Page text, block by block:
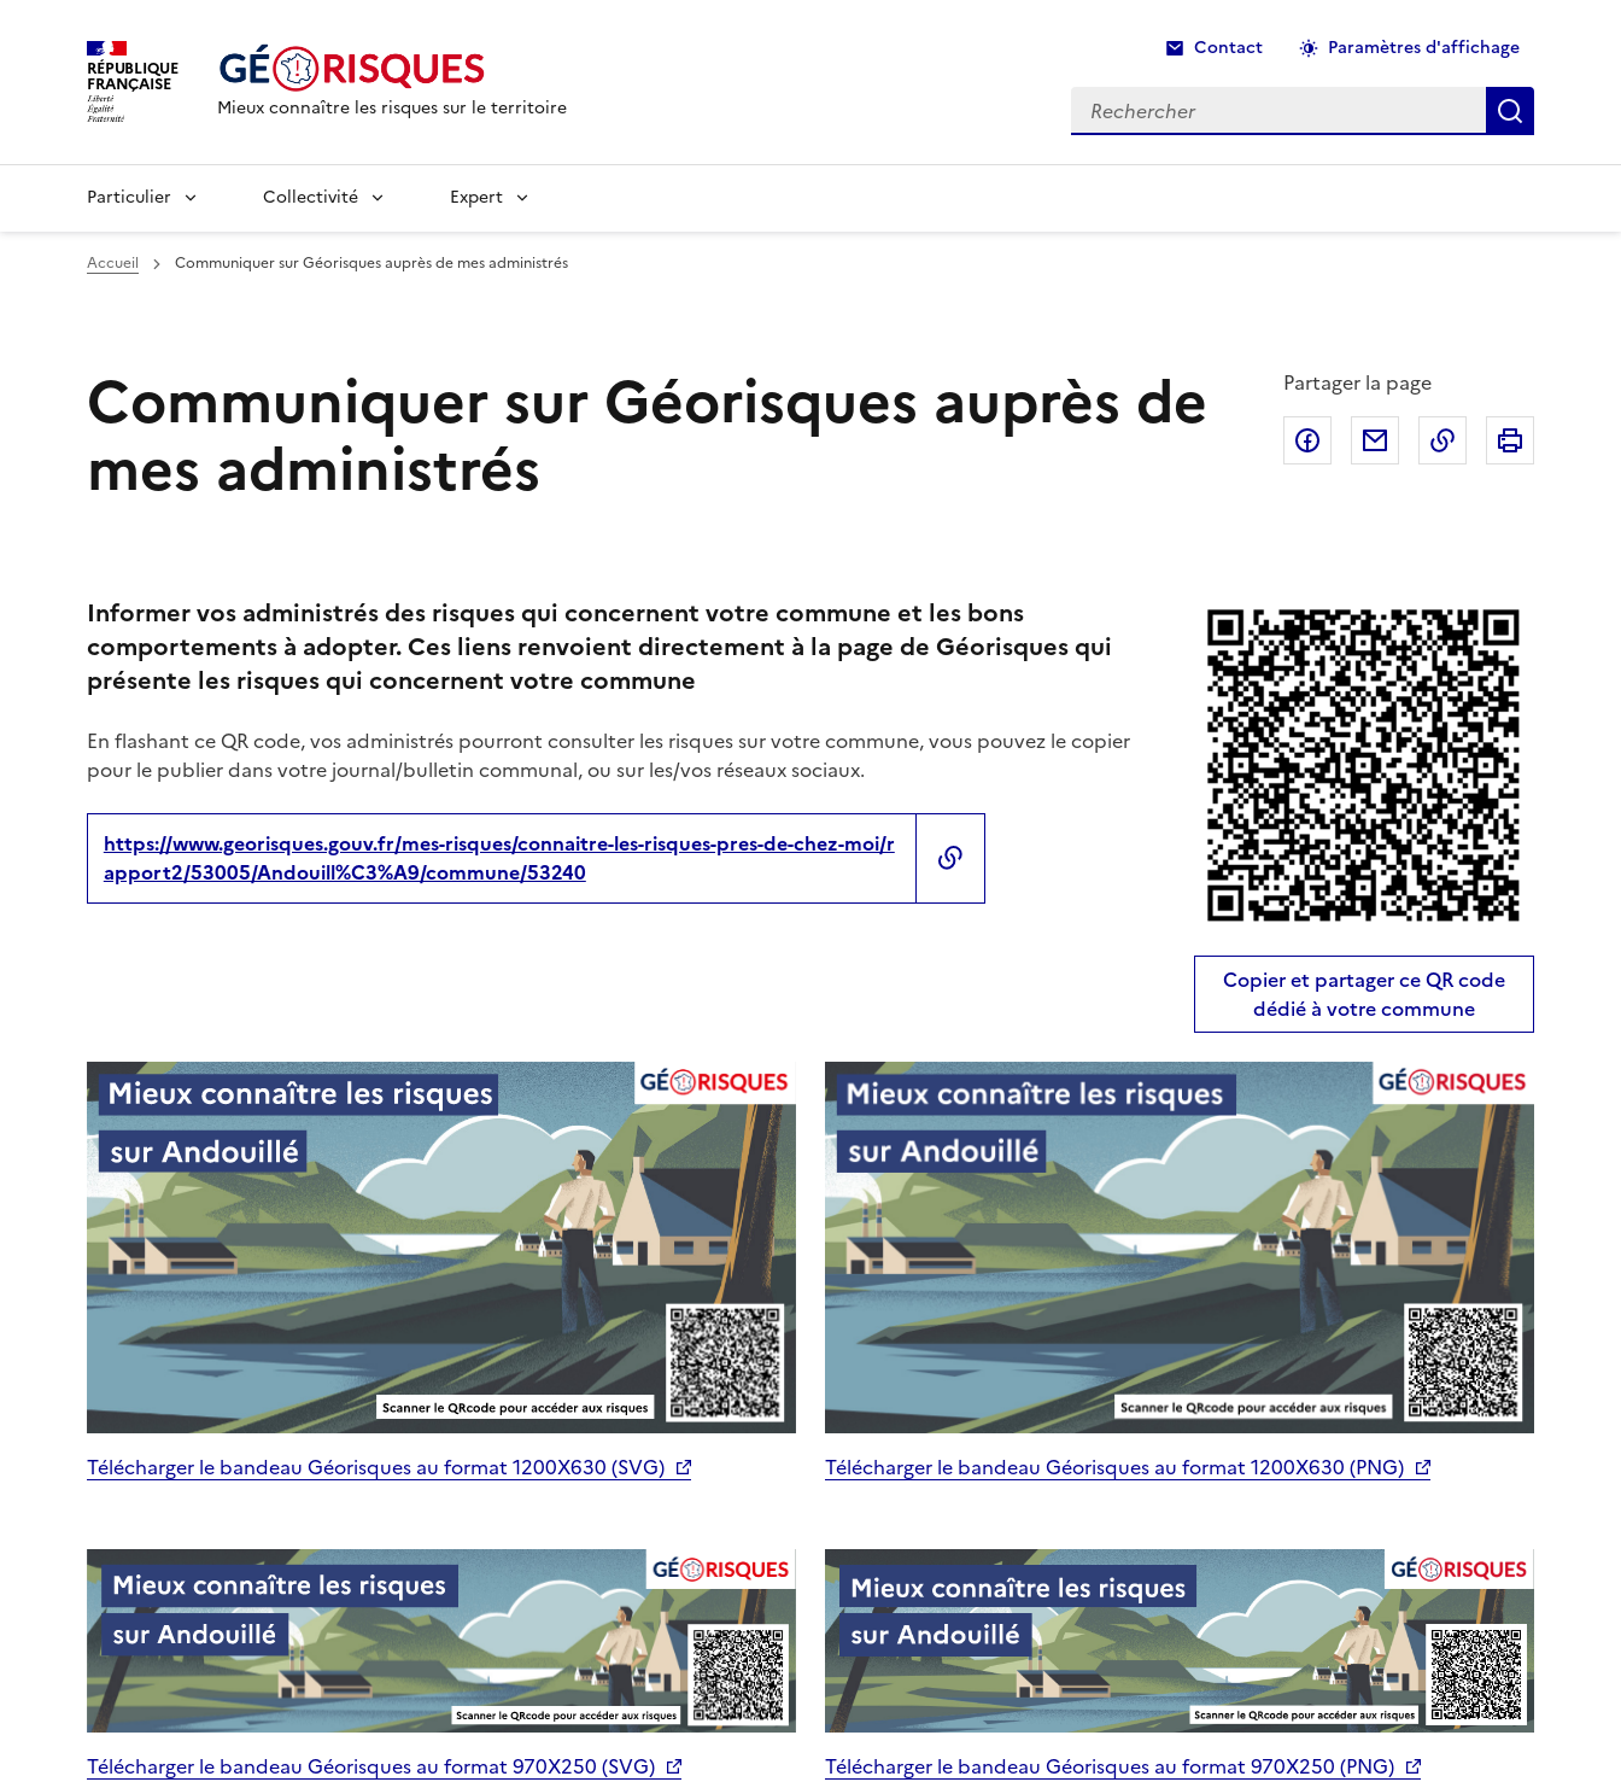
RÉPUBLIQUE
FRANÇAISE
Mieux connaître les risques sur le territoire
Contact Paramètres d'affichage
Rechercher Recherche
Particulier Collectivité Expert
Accueil Communiquer sur Géorisques auprès de mes administrés
Communiquer sur Géorisques auprès de
mes administrés
Partager la page
Partager sur Facebook
Partager par email
Copier dans le
Informer vos administrés des risques qui concernent votre commune et les bons
comportements à adopter. Ces liens renvoient directement à la page de Géorisques qui
présente les risques qui concernent votre commune
En flashant ce QR code, vos administrés pourront consulter les risques sur votre commune, vous pouvez le copier
pour le publier dans votre journal/bulletin communal, ou sur les/vos réseaux sociaux.
https://www.georisques.gouv.fr/mes-risques/connaitre-les-risques-pres-de-chez-moi/r
apport2/53005/Andouill%C3%A9/commune/53240
Copier et partager ce QR code
dédié à votre commune
Télécharger le bandeau Géorisques au format 1200X630 (SVG) Télécharger le bandeau Géorisques au format 1200X630 (PNG)
Télécharger le bandeau Géorisques au format 970X250 (SVG) Télécharger le bandeau Géorisques au format 970X250 (PNG)